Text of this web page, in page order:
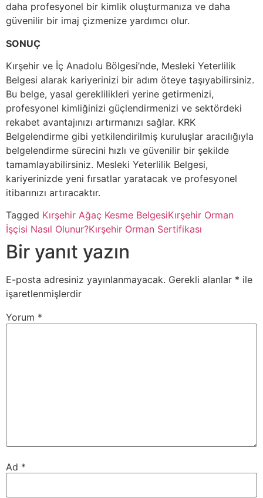
daha profesyonel bir kimlik oluşturmanıza ve daha
güvenilir bir imaj çizmenize yardımcı olur.
SONUÇ
Kırşehir ve İç Anadolu Bölgesi’nde, Mesleki Yeterlilik
Belgesi alarak kariyerinizi bir adım öteye taşıyabilirsiniz.
Bu belge, yasal gereklilikleri yerine getirmenizi,
profesyonel kimliğinizi güçlendirmenizi ve sektördeki
rekabet avantajınızı artırmanızı sağlar. KRK
Belgelendirme gibi yetkilendirilmiş kuruluşlar aracılığıyla
belgelendirme sürecini hızlı ve güvenilir bir şekilde
tamamlayabilirsiniz. Mesleki Yeterlilik Belgesi,
kariyerinizde yeni fırsatlar yaratacak ve profesyonel
itibarınızı artıracaktır.
Tagged Kırşehir Ağaç Kesme BelgesiKırşehir Orman
İşçisi Nasıl Olunur?Kırşehir Orman Sertifikası
Bir yanıt yazın
E-posta adresiniz yayınlanmayacak. Gerekli alanlar * ile
işaretlenmişlerdir
Yorum *
Ad *